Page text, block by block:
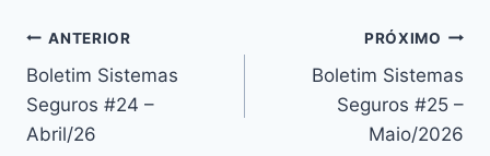
Navegação
de
Post
ANTERIOR
Boletim Sistemas
Seguros #24 –
Abril/26
PRÓXIMO
Boletim Sistemas
Seguros #25 –
Maio/2026